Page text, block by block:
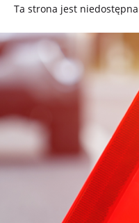
Ta strona jest niedostępna
Trang này không có
Esta página não está
disponível
このページは現在利用できま
せん
Pagina non disponibile
هذه الصفحة غير متوفرة